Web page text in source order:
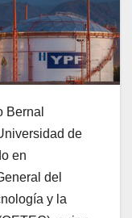
Bernal
de
en
del
y la